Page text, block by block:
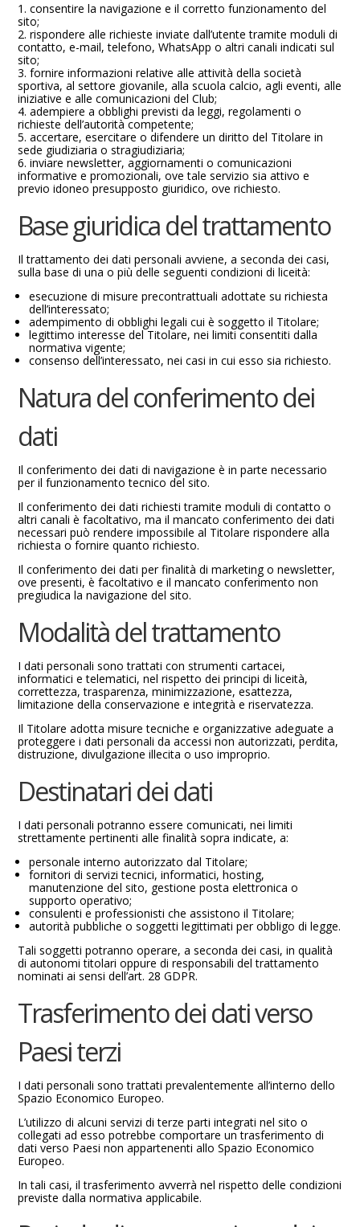
consentire la navigazione e il corretto funzionamento del
sito;
rispondere alle richieste inviate dall’utente tramite moduli di
contatto, e-mail, telefono, WhatsApp o altri canali indicati sul
sito;
fornire informazioni relative alle attività della società
sportiva, al settore giovanile, alla scuola calcio, agli eventi, alle
iniziative e alle comunicazioni del Club;
adempiere a obblighi previsti da leggi, regolamenti o
richieste dell’autorità competente;
accertare, esercitare o difendere un diritto del Titolare in
sede giudiziaria o stragiudiziaria;
inviare newsletter, aggiornamenti o comunicazioni
informative e promozionali, ove tale servizio sia attivo e
previo idoneo presupposto giuridico, ove richiesto.
Base giuridica del trattamento
Il trattamento dei dati personali avviene, a seconda dei casi,
sulla base di una o più delle seguenti condizioni di liceità:
esecuzione di misure precontrattuali adottate su richiesta
dell’interessato;
adempimento di obblighi legali cui è soggetto il Titolare;
legittimo interesse del Titolare, nei limiti consentiti dalla
normativa vigente;
consenso dell’interessato, nei casi in cui esso sia richiesto.
Natura del conferimento dei
dati
Il conferimento dei dati di navigazione è in parte necessario
per il funzionamento tecnico del sito.
Il conferimento dei dati richiesti tramite moduli di contatto o
altri canali è facoltativo, ma il mancato conferimento dei dati
necessari può rendere impossibile al Titolare rispondere alla
richiesta o fornire quanto richiesto.
Il conferimento dei dati per finalità di marketing o newsletter,
ove presenti, è facoltativo e il mancato conferimento non
pregiudica la navigazione del sito.
Modalità del trattamento
I dati personali sono trattati con strumenti cartacei,
informatici e telematici, nel rispetto dei principi di liceità,
correttezza, trasparenza, minimizzazione, esattezza,
limitazione della conservazione e integrità e riservatezza.
Il Titolare adotta misure tecniche e organizzative adeguate a
proteggere i dati personali da accessi non autorizzati, perdita,
distruzione, divulgazione illecita o uso improprio.
Destinatari dei dati
I dati personali potranno essere comunicati, nei limiti
strettamente pertinenti alle finalità sopra indicate, a:
personale interno autorizzato dal Titolare;
fornitori di servizi tecnici, informatici, hosting,
manutenzione del sito, gestione posta elettronica o
supporto operativo;
consulenti e professionisti che assistono il Titolare;
autorità pubbliche o soggetti legittimati per obbligo di legge.
Tali soggetti potranno operare, a seconda dei casi, in qualità
di autonomi titolari oppure di responsabili del trattamento
nominati ai sensi dell’art. 28 GDPR.
Trasferimento dei dati verso
Paesi terzi
I dati personali sono trattati prevalentemente all’interno dello
Spazio Economico Europeo.
L’utilizzo di alcuni servizi di terze parti integrati nel sito o
collegati ad esso potrebbe comportare un trasferimento di
dati verso Paesi non appartenenti allo Spazio Economico
Europeo.
In tali casi, il trasferimento avverrà nel rispetto delle condizioni
previste dalla normativa applicabile.